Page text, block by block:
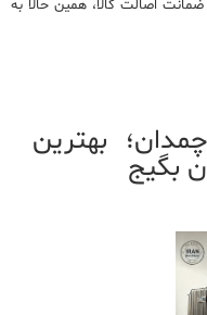
ضمانت اصالت کالا، همین حالا به
بهترین
بگیج